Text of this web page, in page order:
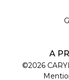
A
©2026